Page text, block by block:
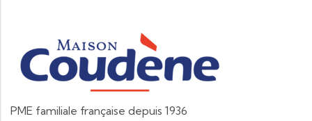
PME familiale française depuis 1936